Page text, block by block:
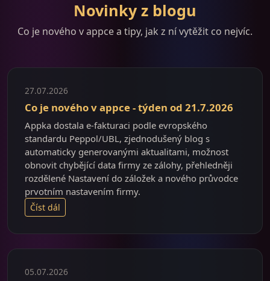
Novinky z blogu
Co je nového v appce a tipy, jak z ní vytěžit co nejvíc.
27.07.2026
Co je nového v appce - týden od 21.7.2026
Appka dostala e-fakturaci podle evropského
standardu Peppol/UBL, zjednodušený blog s
automaticky generovanými aktualitami, možnost
obnovit chybějící data firmy ze zálohy, přehledněji
rozdělené Nastavení do záložek a nového průvodce
prvotním nastavením firmy.
Číst dál
05.07.2026